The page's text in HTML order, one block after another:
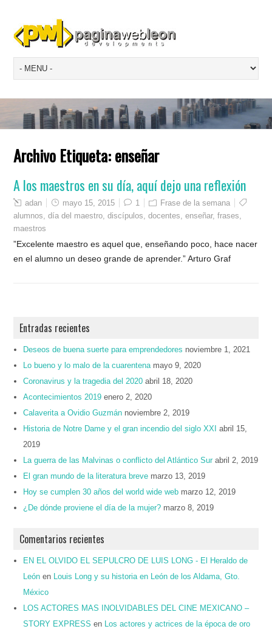
Archivo Etiqueta:enseñar
A los maestros en su día, aquí dejo una reflexión
adan mayo 15, 2015 1
Frase de la semana
alumnos ,día del maestro ,discípulos ,docentes ,enseñar,frases
maestros
”Excelente maestro es aquel que, enseñando poco, hace nacer
en el alumno un deseo grande de aprender.” Arturo Graf
Entradas recientes
Deseos de buena suerte para emprendedores noviembre 1, 2021
Lo bueno y lo malo de la cuarentena mayo 9, 2020
Coronavirus y la tragedia del 2020 abril 18, 2020
Acontecimientos 2019 enero 2, 2020
Calaverita a Ovidio Guzmán noviembre 2, 2019
Historia de Notre Dame y el gran incendio del siglo XXI
abril 15,
2019
La guerra de las Malvinas o conflicto del Atlántico Sur abril 2, 2019
El gran mundo de la literatura breve marzo 13, 2019
Hoy se cumplen 30 años del world wide web marzo 12, 2019
¿De dónde proviene el día de la mujer? marzo 8, 2019
Comentarios recientes
EN EL OLVIDO EL SEPULCRO DE LUIS LONG - El Heraldo de
León en
Louis Long y su historia en León de los Aldama, Gto.
México
LOS ACTORES MAS INOLVIDABLES DEL CINE MEXICANO –
STORY EXPRESS en
Los actores y actrices de la época de oro